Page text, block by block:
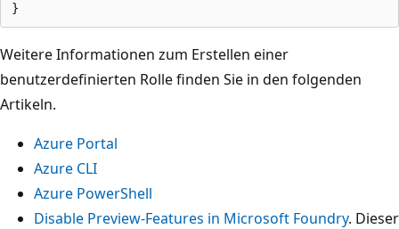
Weitere Informationen zum Erstellen einer
benutzerdefinierten Rolle finden Sie in den folgenden
Artikeln.
Azure Portal
Azure CLI
Azure PowerShell
Disable Preview-Features in Microsoft Foundry. Dieser